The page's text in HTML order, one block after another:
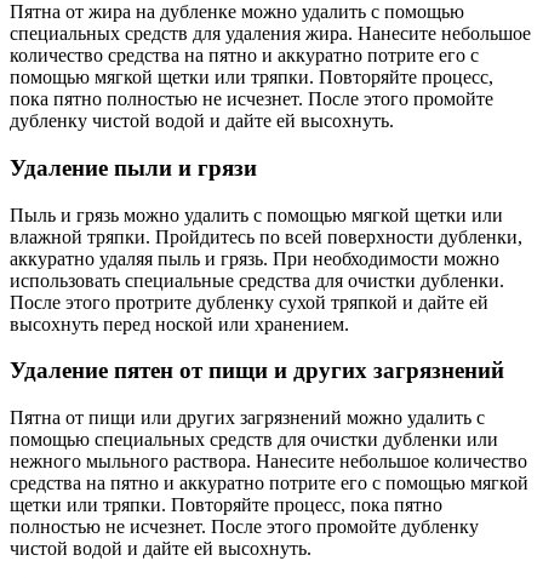
Пятна от жира на дубленке можно удалить с помощью
специальных средств для удаления жира. Нанесите небольшое
количество средства на пятно и аккуратно потрите его с
помощью мягкой щетки или тряпки. Повторяйте процесс,
пока пятно полностью не исчезнет. После этого промойте
дубленку чистой водой и дайте ей высохнуть.
Удаление пыли и грязи
Пыль и грязь можно удалить с помощью мягкой щетки или
влажной тряпки. Пройдитесь по всей поверхности дубленки,
аккуратно удаляя пыль и грязь. При необходимости можно
использовать специальные средства для очистки дубленки.
После этого протрите дубленку сухой тряпкой и дайте ей
высохнуть перед ноской или хранением.
Удаление пятен от пищи и других загрязнений
Пятна от пищи или других загрязнений можно удалить с
помощью специальных средств для очистки дубленки или
нежного мыльного раствора. Нанесите небольшое количество
средства на пятно и аккуратно потрите его с помощью мягкой
щетки или тряпки. Повторяйте процесс, пока пятно
полностью не исчезнет. После этого промойте дубленку
чистой водой и дайте ей высохнуть.